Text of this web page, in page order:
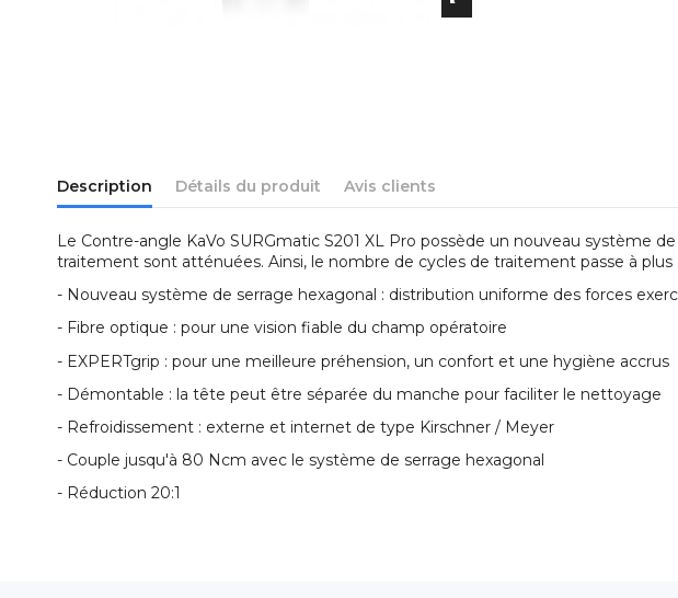
Description Détails du produit Avis clients
Le Contre-angle KaVo SURGmatic S201 XL Pro possède un nouveau système
traitement sont atténuées. Ainsi, le nombre de cycles de traitement passe à
- Nouveau système de serrage hexagonal : distribution uniforme des forces
- Fibre optique : pour une vision fiable du champ opératoire
- EXPERTgrip : pour une meilleure préhension, un confort et une hygiène accrus
- Démontable : la tête peut être séparée du manche pour faciliter le nettoyage
- Refroidissement : externe et internet de type Kirschner / Meyer
- Couple jusqu'à 80 Ncm avec le système de serrage hexagonal
- Réduction 20:1